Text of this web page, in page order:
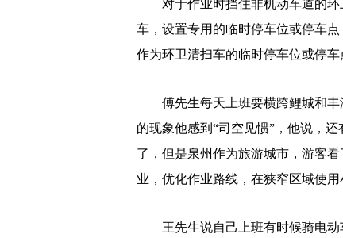
对于作业时挡住非机动车道的环
车，设置专用的临时停车位或停车
作为环卫清扫车的临时停车位或停车
傅先生每天上班要横跨鲤城和丰
的现象他感到“司空见惯”，他说，
了，但是泉州作为旅游城市，游客
业，优化作业路线，在狭窄区域使用
王先生说自己上班有时候骑电动